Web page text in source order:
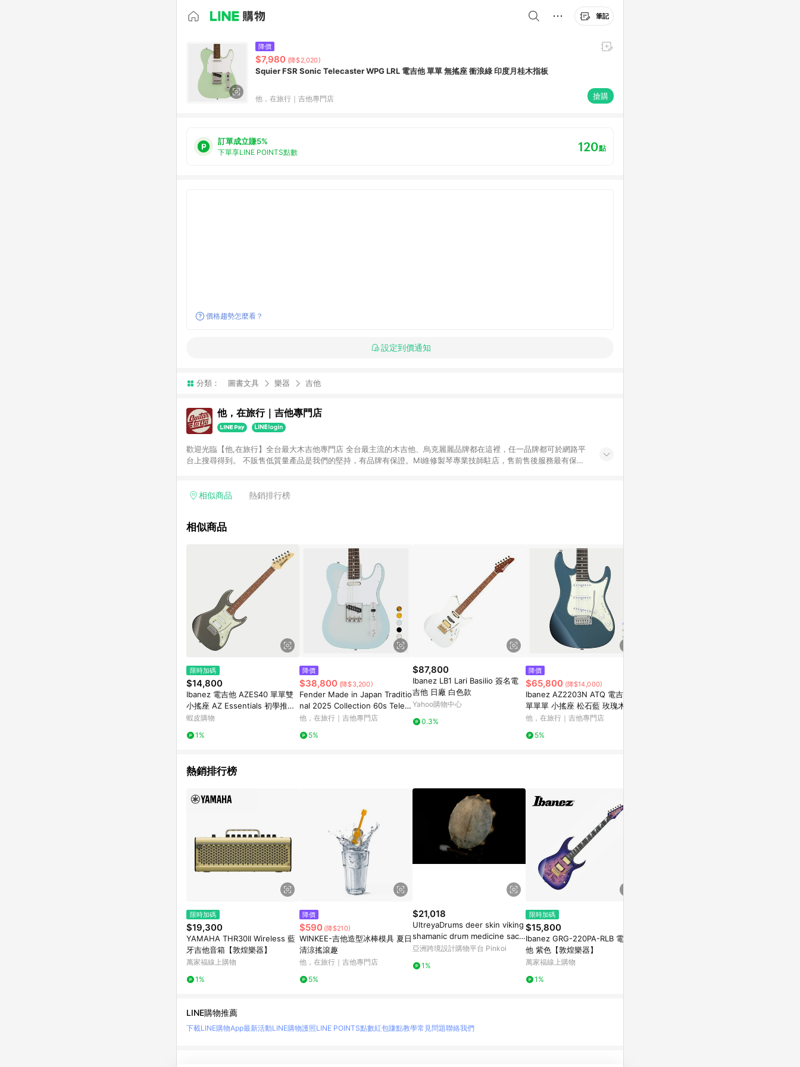
筆記
降價
$7,980 (降$2,020)
Squier FSR Sonic Telecaster WPG LRL 電吉他 單單 無搖座 衝浪綠 印度月桂木指板
他，在旅行｜吉他專門店 搶購
訂單成立賺5%
下單享LINE POINTS點數 120點
價格趨勢怎麼看？
設定到價通知
分類： 圖書文具 樂器 吉他
他，在旅行｜吉他專門店
歡迎光臨【他,在旅行】全台最大木吉他專門店 全台最主流的木吉他、烏克麗麗品牌都在這裡，任一品牌都可於網路平
台上搜尋得到。 不販售低質量產品是我們的堅持，有品牌有保證。MI維修製琴專業技師駐店，售前售後服務最有保
保證全台最齊全。
相似商品 熱銷排行榜
相似商品
限時加碼
$14,800
Ibanez 電吉他 AZES40 單單雙
小搖座 AZ Essentials 初學推薦
鎢灰色【黃石樂器】
蝦皮購物
1%
降價
$38,800 (降$3,200)
Fender Made in Japan Traditio
nal 2025 Collection 60s Telec
aster 單單 電吉他 日廠 星塵粉
他，在旅行｜吉他專門店
5%
$87,800
Ibanez LB1 Lari Basilio 簽名電
吉他 日廠 白色款
Yahoo購物中心
0.3%
降價
$65,800 (降$14,000)
Ibanez AZ2203N ATQ 電吉他
單單單 小搖座 松石藍 玫瑰木指
板 AZ Prestige
他，在旅行｜吉他專門店
5%
熱銷排行榜
限時加碼
$19,300
YAMAHA THR30II Wireless 藍
牙吉他音箱【敦煌樂器】
萬家福線上購物
1%
降價
$590 (降$210)
WINKEE-吉他造型冰棒模具 夏日
清涼搖滾趣
他，在旅行｜吉他專門店
5%
$21,018
UltreyaDrums deer skin viking
shamanic drum medicine sacr
ed
亞洲跨境設計購物平台 Pinkoi
1%
限時加碼
$15,800
Ibanez GRG-220PA-RLB 電吉
他 紫色【敦煌樂器】
萬家福線上購物
1%
LINE購物推薦
下載LINE購物App最新活動LINE購物護照LINE POINTS點數紅包賺點教學常見問題聯絡我們